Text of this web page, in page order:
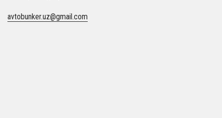
avtobunker.uz@gmail.com